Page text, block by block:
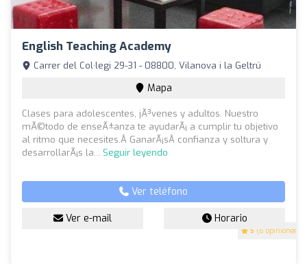
English Teaching Academy
5 (6 opiniones)
Carrer del Col·legi 29-31 - 08800, Vilanova i la Geltrú
Mapa
Clases para adolescentes, jÃ³venes y adultos. Nuestro
mÃ©todo de enseÃ±anza te ayudarÃ¡ a cumplir tu objetivo
al ritmo que necesites.Â GanarÃ¡sÂ confianza y soltura y
desarrollarÃ¡s la... Seguir leyendo
Ver teléfono
Ver e-mail Horario